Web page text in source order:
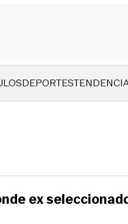
DEPORTES
ex